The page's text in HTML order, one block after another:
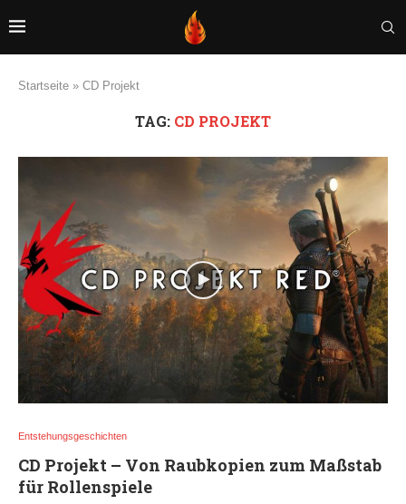
Startseite » CD Projekt
TAG: CD PROJEKT
Entstehungsgeschichten
CD Projekt – Von Raubkopien zum Maßstab
für Rollenspiele